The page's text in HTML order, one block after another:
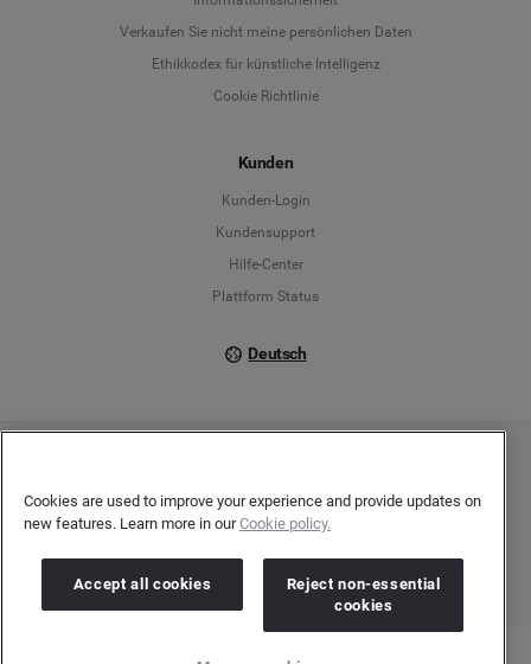
Verkaufen Sie nicht meine persönlichen Daten
Ethikkodex für künstliche Intelligenz
Cookie Richtlinie
Kunden
Kunden-Login
Kundensupport
Hilfe-Center
Plattform Status
Deutsch
Deutsch
English
Registergericht: Amtsgericht Frankfurt am Main | Registernummer: HRB 138083 |
Umsatzsteuer-Identifikationsnummer: DE278408482
Cookies are used to improve your experience and provide updates on
new features. Learn more in ourCookie policy.
Accept all cookies
Reject non-essential
cookies